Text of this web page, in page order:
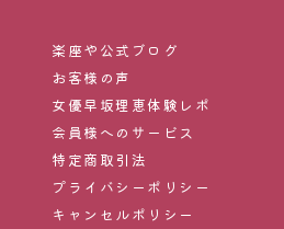
楽座や公式ブログ
お客様の声
女優早坂理恵体験レポ
会員様へのサービス
特定商取引法
プライバシーポリシー
キャンセルポリシー